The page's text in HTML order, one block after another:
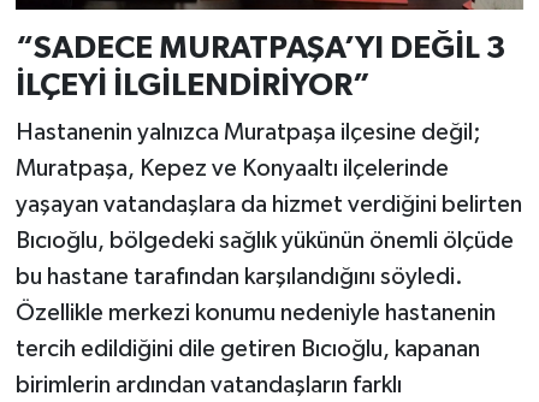
“SADECE MURATPAŞA’YI DEĞİL 3
İLÇEYİ İLGİLENDİRİYOR”
Hastanenin yalnızca Muratpaşa ilçesine değil;
Muratpaşa, Kepez ve Konyaaltı ilçelerinde
yaşayan vatandaşlara da hizmet verdiğini belirten
Bıcıoğlu, bölgedeki sağlık yükünün önemli ölçüde
bu hastane tarafından karşılandığını söyledi.
Özellikle merkezi konumu nedeniyle hastanenin
tercih edildiğini dile getiren Bıcıoğlu, kapanan
birimlerin ardından vatandaşların farklı